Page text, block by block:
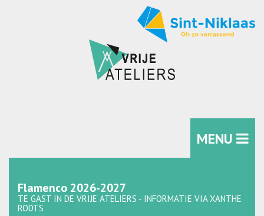
MENU
Flamenco 2026-2027
TE GAST IN DE VRIJE ATELIERS - INFORMATIE VIA XANTHE
RODTS